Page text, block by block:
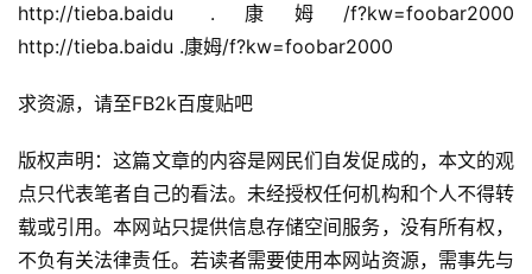
http://tieba.baidu .康姆/f?kw=foobar2000
http://tieba.baidu .康姆/f?kw=foobar2000
求资源，请至FB2k百度贴吧
版权声明：这篇文章的内容是网民们自发促成的，本文的观
点只代表笔者自己的看法。 未经授权任何机构和个人不得转
载或引用。本网站只提供信息存储空间服务，没有所有权，
不负有关法律责任。 若读者需要使用本网站资源，需事先与